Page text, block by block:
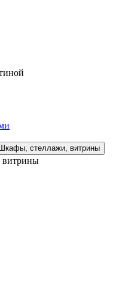
Шкафы, стеллажи, витрины